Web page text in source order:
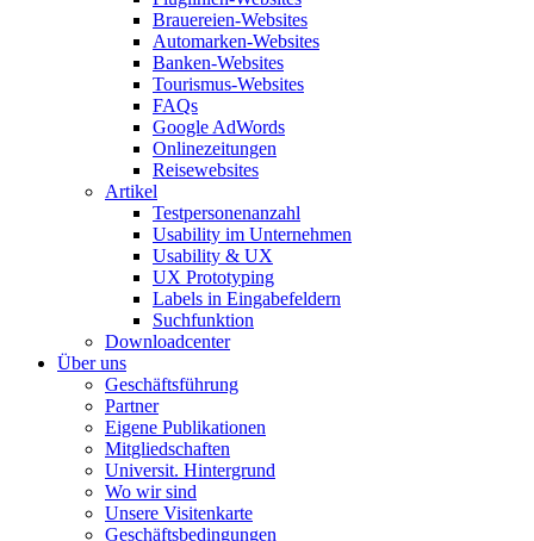
Brauereien-Websites
Automarken-Websites
Banken-Websites
Tourismus-Websites
FAQs
Google AdWords
Onlinezeitungen
Reisewebsites
Artikel
Testpersonenanzahl
Usability im Unternehmen
Usability & UX
UX Prototyping
Labels in Eingabefeldern
Suchfunktion
Downloadcenter
Über uns
Geschäftsführung
Partner
Eigene Publikationen
Mitgliedschaften
Universit. Hintergrund
Wo wir sind
Unsere Visitenkarte
Geschäftsbedingungen